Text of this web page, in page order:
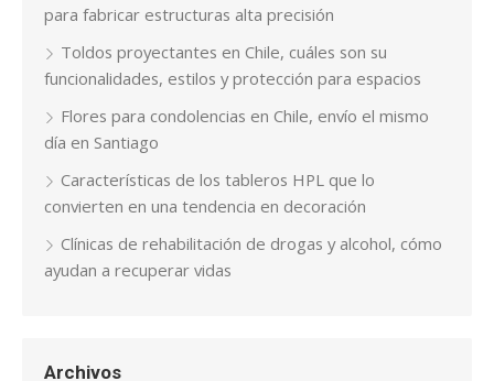
para fabricar estructuras alta precisión
Toldos proyectantes en Chile, cuáles son su
funcionalidades, estilos y protección para espacios
Flores para condolencias en Chile, envío el mismo
día en Santiago
Características de los tableros HPL que lo
convierten en una tendencia en decoración
Clínicas de rehabilitación de drogas y alcohol, cómo
ayudan a recuperar vidas
Archivos